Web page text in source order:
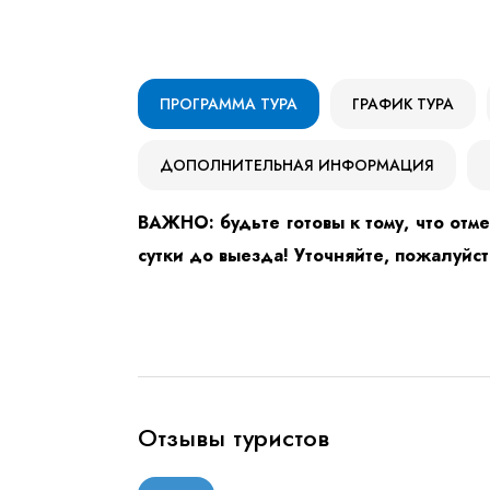
ПРОГРАММА ТУРА ГРАФИК ТУРА
ДОПОЛНИТЕЛЬНАЯ ИНФОРМАЦИЯ
ВАЖНО: будьте готовы к тому, что
сутки до выезда! Уточняйте,
Отзывы туристов